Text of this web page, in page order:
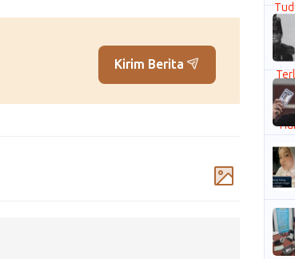
Kirim Berita